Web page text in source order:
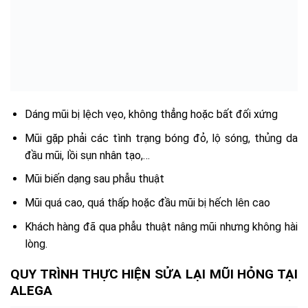
Dáng mũi bị lệch vẹo, không thẳng hoặc bất đối xứng
Mũi gặp phải các tình trạng bóng đỏ, lộ sóng, thủng da
đầu mũi, lồi sụn nhân tạo,…
Mũi biến dạng sau phẫu thuật
Mũi quá cao, quá thấp hoặc đầu mũi bị hếch lên cao
Khách hàng đã qua phẫu thuật nâng mũi nhưng không hài
lòng.
QUY TRÌNH THỰC HIỆN SỬA LẠI MŨI HỎNG TẠI
ALEGA